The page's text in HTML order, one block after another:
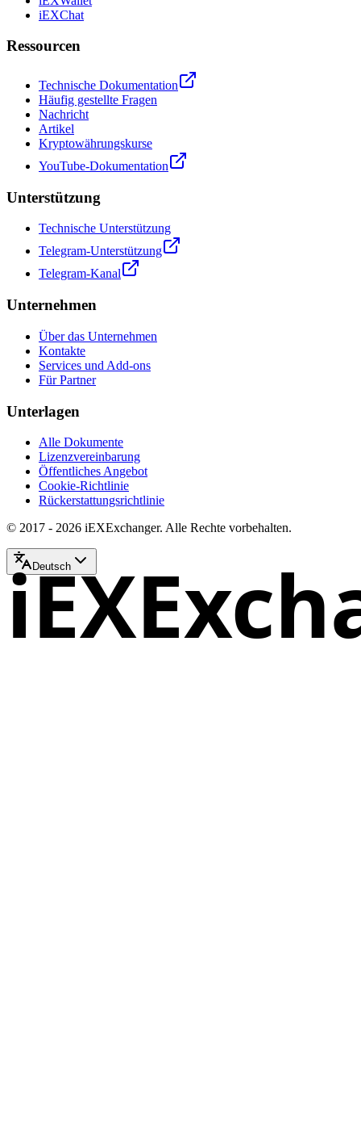
iEXChat
Ressourcen
Technische Dokumentation
Häufig gestellte Fragen
Nachricht
Artikel
Kryptowährungskurse
YouTube-Dokumentation
Unterstützung
Technische Unterstützung
Telegram-Unterstützung
Telegram-Kanal
Unternehmen
Über das Unternehmen
Kontakte
Services und Add-ons
Für Partner
Unterlagen
Alle Dokumente
Lizenzvereinbarung
Öffentliches Angebot
Cookie-Richtlinie
Rückerstattungsrichtlinie
© 2017 - 2026 iEXExchanger. Alle Rechte vorbehalten.
Deutsch